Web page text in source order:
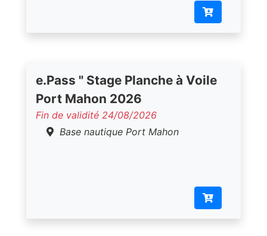
e.Pass " Stage Planche à Voile
Port Mahon 2026
Fin de validité 24/08/2026
Base nautique Port Mahon